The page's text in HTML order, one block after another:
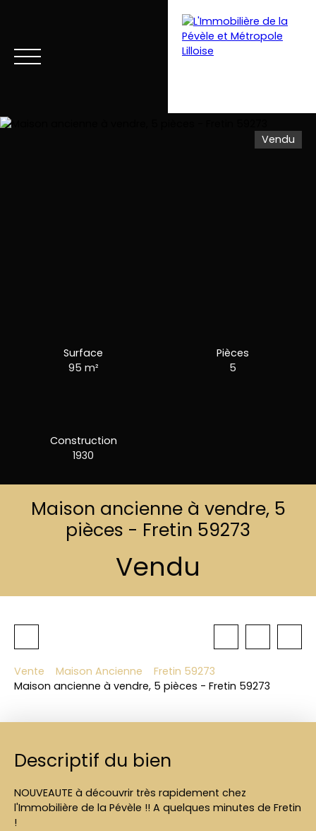
Vendu
Surface
95 m²
Pièces
5
Construction
1930
Maison ancienne à vendre, 5
pièces - Fretin 59273
Vendu
Vente Maison Ancienne
Fretin 59273
Maison ancienne à vendre, 5 pièces - Fretin 59273
Descriptif du bien
NOUVEAUTE à découvrir très rapidement chez
l'Immobilière de la Pévèle !! A quelques minutes de Fretin
!